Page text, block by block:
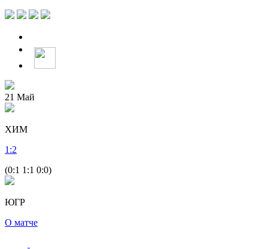
21 Май
ХИМ
1 :2
(0:1 1:1 0:0)
ЮГР
О матче